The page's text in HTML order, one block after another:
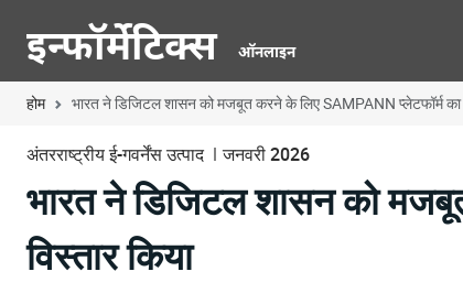
होम भारत ने डिजिटल शासन को मजबूत करने के लिए SAMPANN प्लेटफॉर्म का
अंतरराष्ट्रीय ई-गवर्नेंस उत्पाद जनवरी 2026
भारत ने डिजिटल शासन को
विस्तार किया